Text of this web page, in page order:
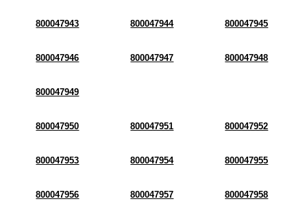
800047943 800047944 800047945
800047946 800047947 800047948
800047949
800047950 800047951 800047952
800047953 800047954 800047955
800047956 800047957 800047958